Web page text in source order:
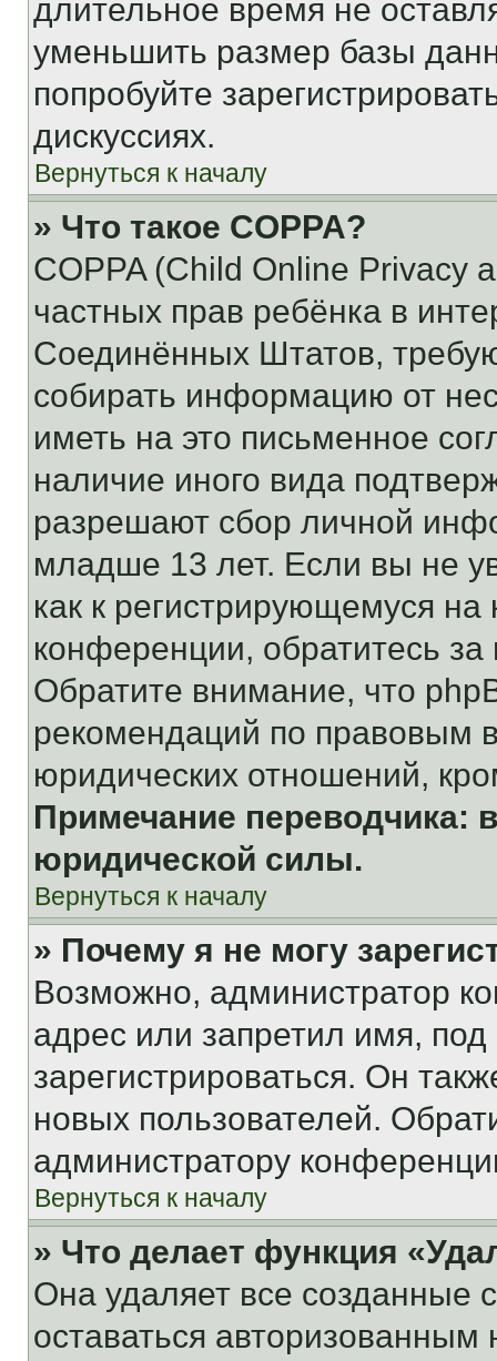
длительное время не
уменьшить размер базы
попробуйте
дискуссиях.
Вернуться к началу
» Что такое COPPA?
COPPA (Child Online Privacy
частных прав ребёнка в
Соединённых Штатов,
собирать информацию от
иметь на это письменное
наличие иного вида
разрешают сбор личной
младше 13 лет. Если вы не
как к регистрирующемуся
конференции, обратитесь
Обратите внимание, что
рекомендаций по правовым
юридических отношений,
Примечание переводчика:
юридической силы.
Вернуться к началу
» Почему я не могу
Возможно, администратор
адрес или запретил имя,
зарегистрироваться. Он
новых пользователей.
администратору
Вернуться к началу
» Что делает функция
Она удаляет все созданные
оставаться